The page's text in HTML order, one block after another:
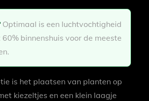
Optimaal is een luchtvochtigheid
binnenshuis voor de meeste
is het plaatsen van planten op
kiezeltjes en een klein laagje